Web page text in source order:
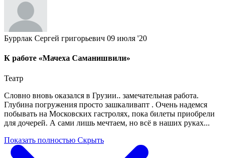
Буррлак Сергей григорьевич 09 июля '20
К работе «Мачеха Саманишвили»
Театр
Словно вновь оказался в Грузии.. замечательная работа.
Глубина погружения просто зашкаливапт . Очень надемся
побывать на Московских гастролях, пока билеты приобрели
для дочерей. А сами лишь мечтаем, но всё в наших руках...
Показать полностью Скрыть